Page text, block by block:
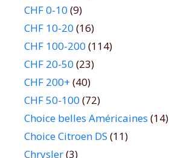
CHF 0-10 (9)
CHF 10-20 (16)
CHF 100-200 (114)
CHF 20-50 (23)
CHF 200+ (40)
CHF 50-100 (72)
Choice belles Américaines (14)
Choice Citroen DS (11)
Chrysler(3)